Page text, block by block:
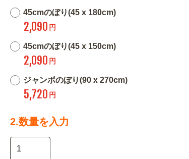
45cmのぼり(45 x 180cm)
2,090 円
45cmのぼり(45 x 150cm)
2,090 円
ジャンボのぼり(90 x 270cm)
5,720 円
2.数量を入力